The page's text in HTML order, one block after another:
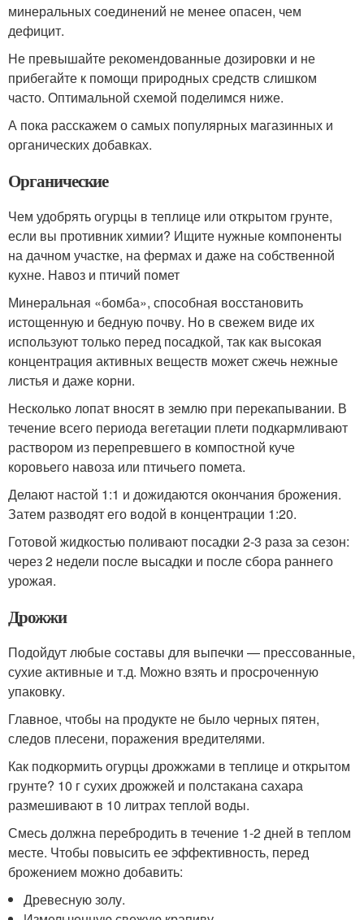
минеральных соединений не менее опасен, чем
дефицит.
Не превышайте рекомендованные дозировки и не
прибегайте к помощи природных средств слишком
часто. Оптимальной схемой поделимся ниже.
А пока расскажем о самых популярных магазинных и
органических добавках.
Органические
Чем удобрять огурцы в теплице или открытом грунте,
если вы противник химии? Ищите нужные компоненты
на дачном участке, на фермах и даже на собственной
кухне. Навоз и птичий помет
Минеральная «бомба», способная восстановить
истощенную и бедную почву. Но в свежем виде их
используют только перед посадкой, так как высокая
концентрация активных веществ может сжечь нежные
листья и даже корни.
Несколько лопат вносят в землю при перекапывании. В
течение всего периода вегетации плети подкармливают
раствором из перепревшего в компостной куче
коровьего навоза или птичьего помета.
Делают настой 1:1 и дожидаются окончания брожения.
Затем разводят его водой в концентрации 1:20.
Готовой жидкостью поливают посадки 2-3 раза за сезон:
через 2 недели после высадки и после сбора раннего
урожая.
Дрожжи
Подойдут любые составы для выпечки — прессованные,
сухие активные и т.д. Можно взять и просроченную
упаковку.
Главное, чтобы на продукте не было черных пятен,
следов плесени, поражения вредителями.
Как подкормить огурцы дрожжами в теплице и открытом
грунте? 10 г сухих дрожжей и полстакана сахара
размешивают в 10 литрах теплой воды.
Смесь должна перебродить в течение 1-2 дней в теплом
месте. Чтобы повысить ее эффективность, перед
брожением можно добавить:
Древесную золу.